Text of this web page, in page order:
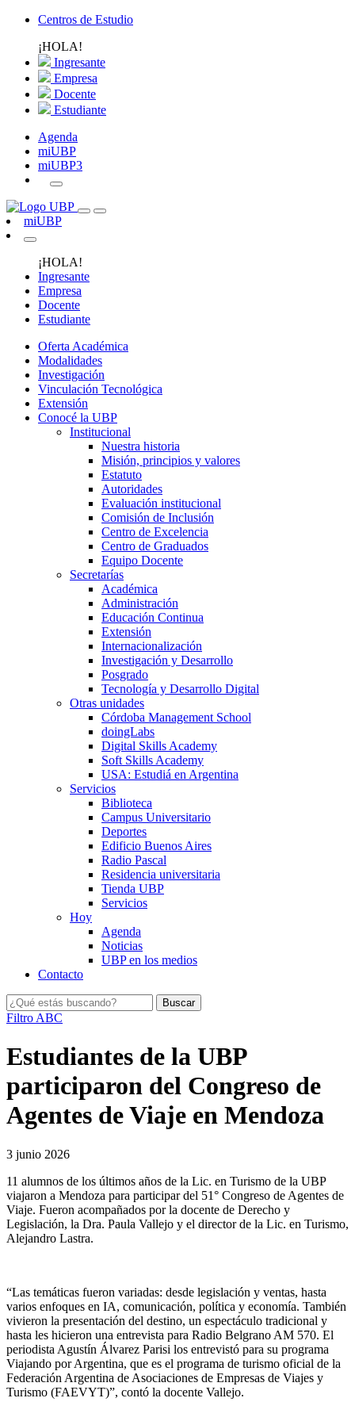
Centros de Estudio
¡HOLA!
Ingresante
Empresa
Docente
Estudiante
Agenda
miUBP
miUBP3
miUBP
¡HOLA!
Ingresante
Empresa
Docente
Estudiante
Oferta Académica
Modalidades
Investigación
Vinculación Tecnológica
Extensión
Conocé la UBP
Institucional
Nuestra historia
Misión, principios y valores
Estatuto
Autoridades
Evaluación institucional
Comisión de Inclusión
Centro de Excelencia
Centro de Graduados
Equipo Docente
Secretarías
Académica
Administración
Educación Continua
Extensión
Internacionalización
Investigación y Desarrollo
Posgrado
Tecnología y Desarrollo Digital
Otras unidades
Córdoba Management School
doingLabs
Digital Skills Academy
Soft Skills Academy
USA: Estudiá en Argentina
Servicios
Biblioteca
Campus Universitario
Deportes
Edificio Buenos Aires
Radio Pascal
Residencia universitaria
Tienda UBP
Servicios
Hoy
Agenda
Noticias
UBP en los medios
Contacto
Filtro ABC
Estudiantes de la UBP
participaron del Congreso de
Agentes de Viaje en Mendoza
3 junio 2026
11 alumnos de los últimos años de la Lic. en Turismo de la UBP
viajaron a Mendoza para participar del 51° Congreso de Agentes de
Viaje. Fueron acompañados por la docente de Derecho y
Legislación, la Dra. Paula Vallejo y el director de la Lic. en Turismo,
Alejandro Lastra.
“Las temáticas fueron variadas: desde legislación y ventas, hasta
varios enfoques en IA, comunicación, política y economía. También
vivieron la presentación del destino, un espectáculo tradicional y
hasta les hicieron una entrevista para Radio Belgrano AM 570. El
periodista Agustín Álvarez Parisi los entrevistó para su programa
Viajando por Argentina, que es el programa de turismo oficial de la
Federación Argentina de Asociaciones de Empresas de Viajes y
Turismo (FAEVYT)”, contó la docente Vallejo.